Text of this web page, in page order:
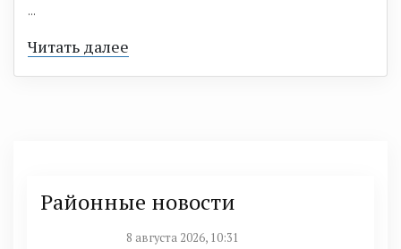
...
Читать далее
Районные новости
8 августа 2026, 10:31